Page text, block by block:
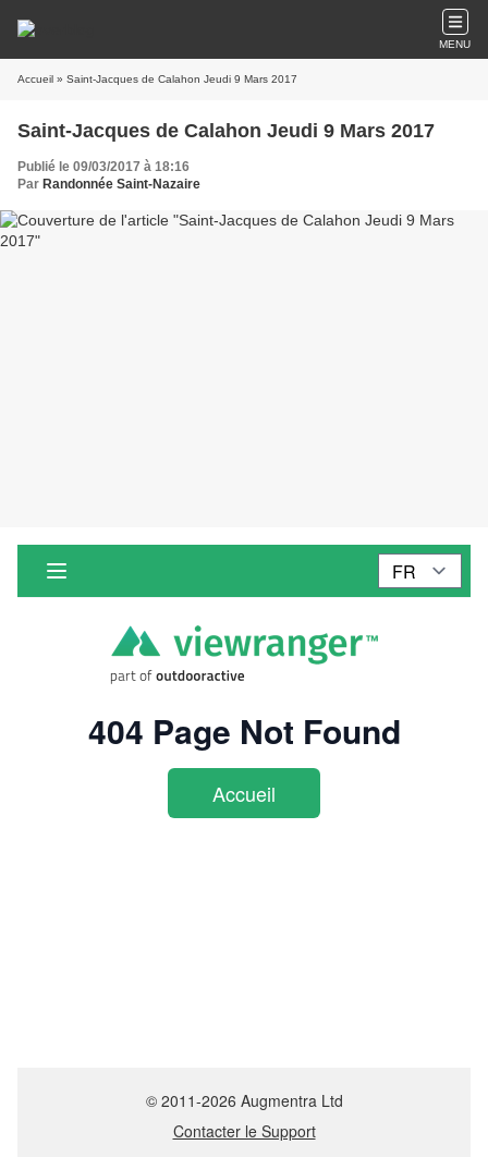
MENU
Accueil » Saint-Jacques de Calahon Jeudi 9 Mars 2017
Saint-Jacques de Calahon Jeudi 9 Mars 2017
Publié le 09/03/2017 à 18:16
Par Randonnée Saint-Nazaire